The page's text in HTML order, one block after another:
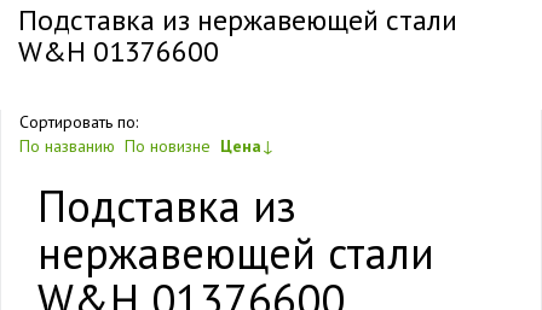
Подставка из нержавеющей стали
W&H 01376600
Сортировать по:
По названию По новизне Цена↓
Подставка из
нержавеющей стали